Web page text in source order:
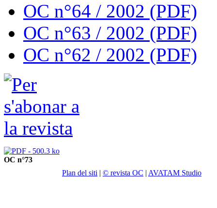
OC n°64 / 2002 (PDF)
OC n°63 / 2002 (PDF)
OC n°62 / 2002 (PDF)
OC n°73
Plan del siti | © revista OC | AVATAM Studio